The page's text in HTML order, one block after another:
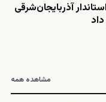
آذربایجان‌شرقی
مشاهده همه